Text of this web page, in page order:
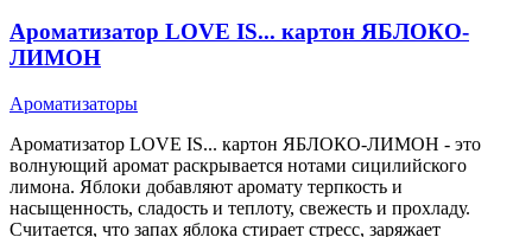
Ароматизатор LOVE IS... картон ЯБЛОКО-
ЛИМОН
Ароматизаторы
Ароматизатор LOVE IS... картон ЯБЛОКО-ЛИМОН - это
волнующий аромат раскрывается нотами сицилийского
лимона. Яблоки добавляют аромату терпкость и
насыщенность, сладость и теплоту, свежесть и прохладу.
Считается, что запах яблока стирает стресс, заряжает